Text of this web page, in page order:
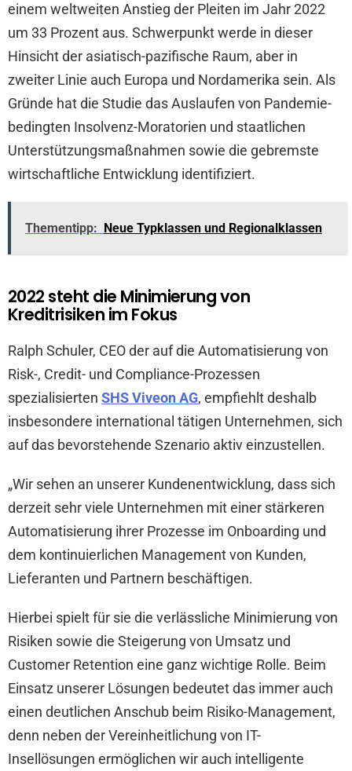
einem weltweiten Anstieg der Pleiten im Jahr 2022
um 33 Prozent aus. Schwerpunkt werde in dieser
Hinsicht der asiatisch-pazifische Raum, aber in
zweiter Linie auch Europa und Nordamerika sein. Als
Gründe hat die Studie das Auslaufen von Pandemie-
bedingten Insolvenz-Moratorien und staatlichen
Unterstützungsmaßnahmen sowie die gebremste
wirtschaftliche Entwicklung identifiziert.
Thementipp: Neue Typklassen und Regionalklassen
2022 steht die Minimierung von
Kreditrisiken im Fokus
Ralph Schuler, CEO der auf die Automatisierung von
Risk-, Credit- und Compliance-Prozessen
spezialisierten SHS Viveon AG, empfiehlt deshalb
insbesondere international tätigen Unternehmen, sich
auf das bevorstehende Szenario aktiv einzustellen.
„Wir sehen an unserer Kundenentwicklung, dass sich
derzeit sehr viele Unternehmen mit einer stärkeren
Automatisierung ihrer Prozesse im Onboarding und
dem kontinuierlichen Management von Kunden,
Lieferanten und Partnern beschäftigen.
Hierbei spielt für sie die verlässliche Minimierung von
Risiken sowie die Steigerung von Umsatz und
Customer Retention eine ganz wichtige Rolle. Beim
Einsatz unserer Lösungen bedeutet das immer auch
einen deutlichen Anschub beim Risiko-Management,
denn neben der Vereinheitlichung von IT-
Insellösungen ermöglichen wir auch intelligente